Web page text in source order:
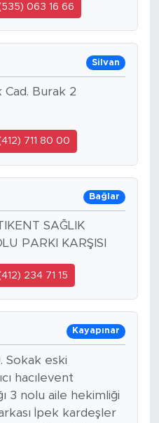
063 16 66
Silvan
Cad. Burak 2
711 80 00
Bağlar
SAĞLIK
PARKI KARŞISI
234 71 15
Kayapınar
Sokak eski
hacılevent
3 nolu aile hekimliği
İpek kardeşler